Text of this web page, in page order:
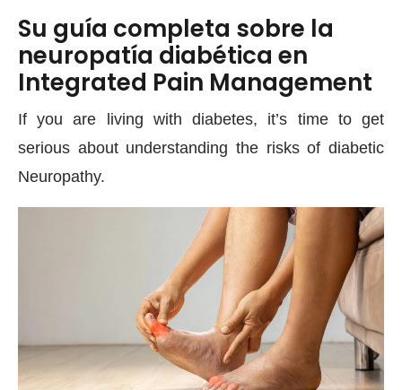
Su guía completa sobre la
neuropatía diabética en
Integrated Pain Management
If you are living with diabetes, it’s time to get
serious about understanding the risks of diabetic
Neuropathy.